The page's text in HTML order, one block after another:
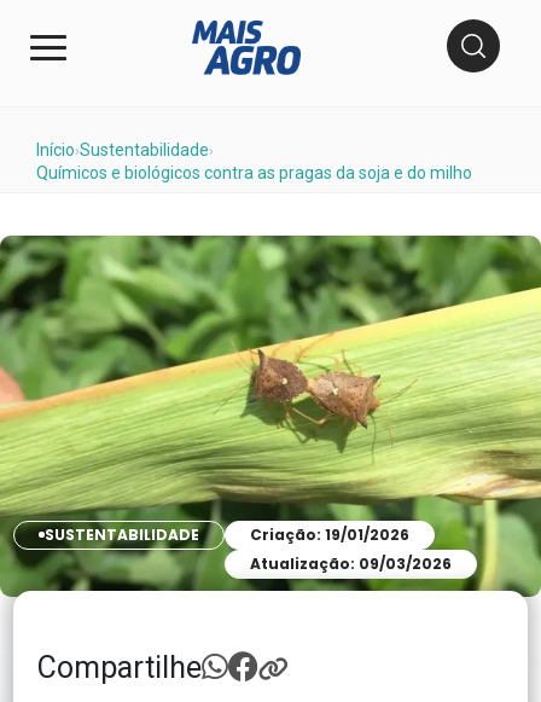
Início›Sustentabilidade›
Químicos e biológicos contra as pragas da soja e do milho
SUSTENTABILIDADE
Criação: 19/01/2026
Atualização: 09/03/2026
Compartilhe